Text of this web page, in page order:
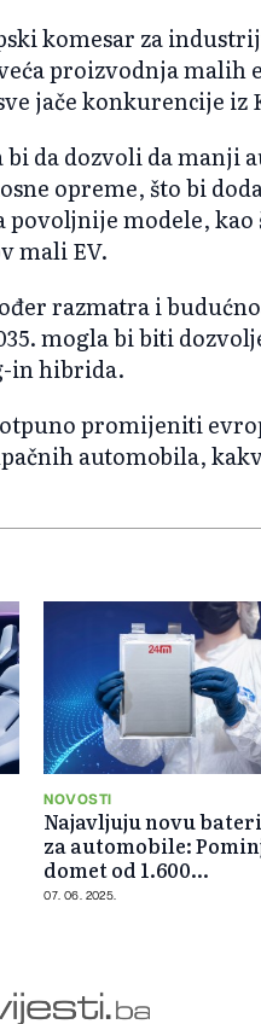
komesar za
ća proizvodnja malih
jače konkurencije iz
da dozvoli da manji
opreme, što bi
povoljnije modele,
mali EV.
razmatra i
mogla bi biti
in hibrida.
promijeniti
automobila,
NOVOSTI
Najavljuju novu
za automobile:
domet od 1.600
kilometara
07. 06. 2025.